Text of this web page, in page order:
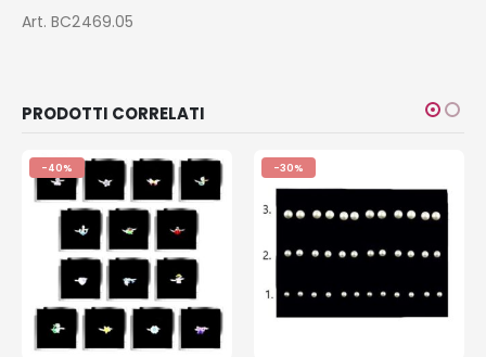
Art. BC2469.05
PRODOTTI CORRELATI
-40% -30%